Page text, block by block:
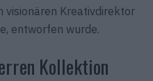
visionären Kreativdirektor
entworfen wurde.
Kollektion